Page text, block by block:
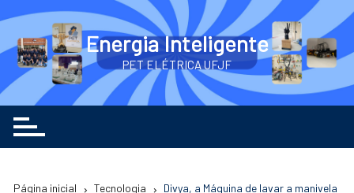
o
conteúdo
Energia Inteligente
PET ELÉTRICA UFJF
Página inicial Tecnologia Divya, a Máquina de lavar a manivela